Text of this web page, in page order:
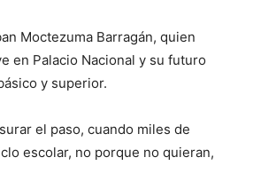
Moctezuma Barragán, quien
en Palacio Nacional y su futuro
y superior.
el paso, cuando miles de
escolar, no porque no quieran,